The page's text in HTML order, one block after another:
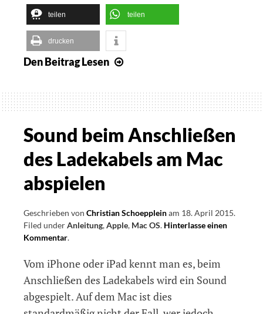
teilen teilen
drucken
Den BeitragLesen
40
unter
Linux
nutzen
Sound beim Anschließen
des Ladekabels am Mac
abspielen
Geschrieben von Christian Schoeppleinam 18. April 2015.
Filed underAnleitung,Apple, Mac OS. Hinterlasse einen
Kommentaron
beim
Anschließen
des
Ladekabels
am
.
Vom iPhone oder iPad kennt man es, beim
Anschließen des Ladekabels wird ein Sound
abgespielt. Auf dem Mac ist dies